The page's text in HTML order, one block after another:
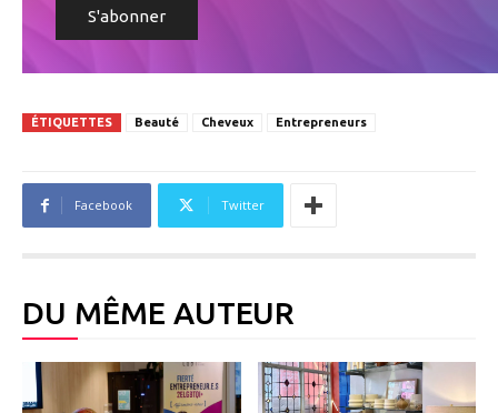
ÉTIQUETTES Beauté Cheveux Entrepreneurs
Facebook Twitter
DU MÊME AUTEUR